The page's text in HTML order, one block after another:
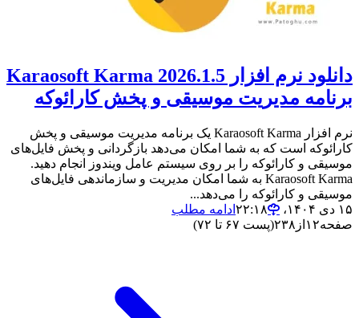
دانلود نرم افزار Karaosoft Karma 2026.1.5
برنامه مدیریت موسیقی و پخش کارائوکه
نرم افزار Karaosoft Karma یک برنامه مدیریت موسیقی و پخش
کارائوکه است که به شما امکان می‌دهد بازگردانی و پخش فایل‌های
موسیقی و کارائوکه را بر روی سیستم عامل ویندوز انجام دهید.
Karaosoft Karma به شما امکان مدیریت و سازماندهی فایل‌های
موسیقی و کارائوکه را می‌دهد...
۱۵ دی ۱۴۰۴،‏ ۲۲:۱۸
ادامه مطلب
صفحه۱۲ از ۲۳۸(پست ۶۷ تا ۷۲)